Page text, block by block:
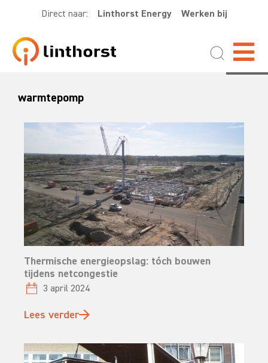
Direct naar: Linthorst Energy Werken bij
warmtepomp
Thermische energieopslag: tóch bouwen
tijdens netcongestie
3 april 2024
Lees verder